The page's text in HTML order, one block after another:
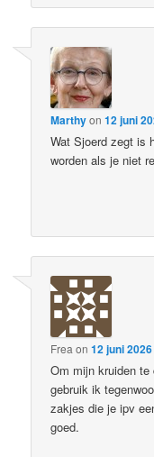
Marthyon12 juni
Wat Sjoerd zegt is
worden als je niet
Frea on12 juni
Om mijn kruiden te
gebruik ik
zakjes die je ipv
goed.